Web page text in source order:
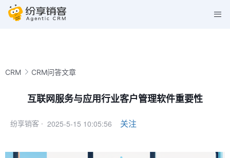
CRM CRM问答文章
互联网服务与应用行业客户管理软件重要性
纷享销客 · 2025-5-15 10:05:56 关注